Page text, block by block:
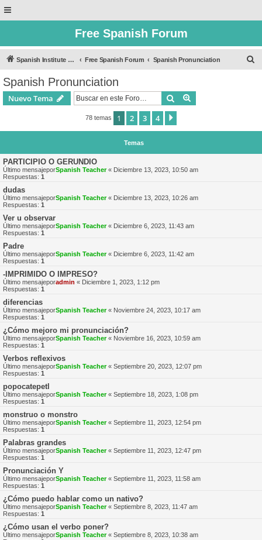
Free Spanish Forum
Spanish Institute of Puebla Free Spanish Forum Spanish Pronunciation
Spanish Pronunciation
Nuevo Tema Buscar
78 temas 1 2 3 4
Temas
PARTICIPIO O GERUNDIO
Último mensajeporSpanish Teacher« Diciembre 13, 2023, 10:50 am
Respuestas: 1
dudas
Último mensajeporSpanish Teacher« Diciembre 13, 2023, 10:26 am
Respuestas: 1
Ver u observar
Último mensajeporSpanish Teacher« Diciembre 6, 2023, 11:43 am
Respuestas: 1
Padre
Último mensajeporSpanish Teacher« Diciembre 6, 2023, 11:42 am
Respuestas: 1
-IMPRIMIDO O IMPRESO?
Último mensajeporadmin « Diciembre 1, 2023, 1:12 pm
Respuestas: 1
diferencias
Último mensajeporSpanish Teacher« Noviembre 24, 2023, 10:17 am
Respuestas: 1
¿Cómo mejoro mi pronunciación?
Último mensajeporSpanish Teacher« Noviembre 16, 2023, 10:59 am
Respuestas: 1
Verbos reflexivos
Último mensajeporSpanish Teacher« Septiembre 20, 2023, 12:07 pm
Respuestas: 1
popocatepetl
Último mensajeporSpanish Teacher« Septiembre 18, 2023, 1:08 pm
Respuestas: 1
monstruo o monstro
Último mensajeporSpanish Teacher« Septiembre 11, 2023, 12:54 pm
Respuestas: 1
Palabras grandes
Último mensajeporSpanish Teacher« Septiembre 11, 2023, 12:47 pm
Respuestas: 1
Pronunciación Y
Último mensajeporSpanish Teacher« Septiembre 11, 2023, 11:58 am
Respuestas: 1
¿Cómo puedo hablar como un nativo?
Último mensajeporSpanish Teacher« Septiembre 8, 2023, 11:47 am
Respuestas: 1
¿Cómo usan el verbo poner?
Último mensajeporSpanish Teacher« Septiembre 8, 2023, 10:38 am